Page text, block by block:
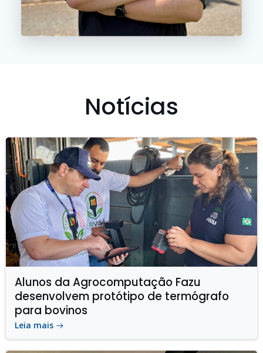
Notícias
Alunos da Agrocomputação Fazu
desenvolvem protótipo de termógrafo
para bovinos
Leia mais